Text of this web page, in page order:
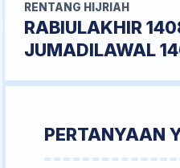
RENTANG HIJRIAH
RABIULAKHIR
JUMADILAWAL
PERTANYAAN